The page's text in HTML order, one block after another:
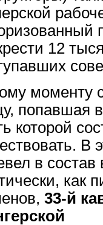
12
моменту
попавшая
которой
В
в
как
33-й